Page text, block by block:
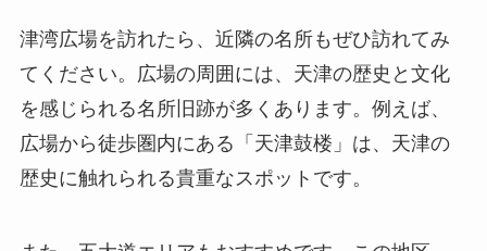
津湾広場を訪れたら、近隣の名所もぜひ訪れてみ
てください。広場の周囲には、天津の歴史と文化
を感じられる名所旧跡が多くあります。例えば、
広場から徒歩圏内にある「天津鼓楼」は、天津の
歴史に触れられる貴重なスポットです。